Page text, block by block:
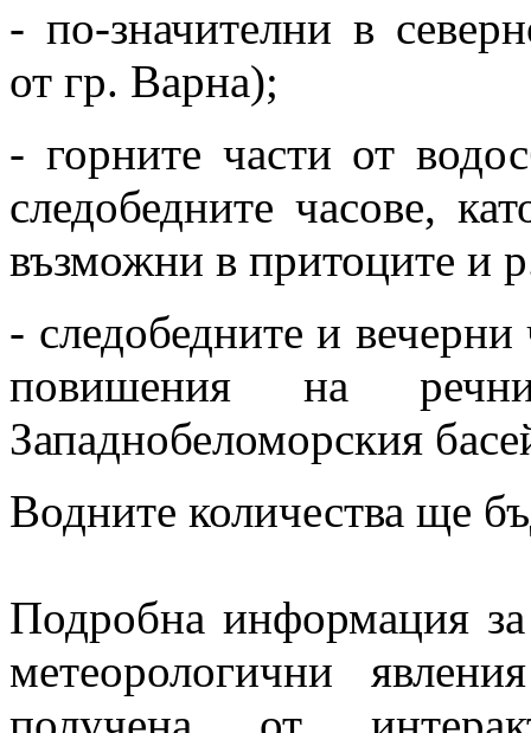
- по-значителни в
от гр. Варна);
- горните части от
следобедните часове,
възможни в притоците и
- следобедните и вечерни
повишения на
Западнобеломорския
Водните количества ще
Подробна информация
метеорологични